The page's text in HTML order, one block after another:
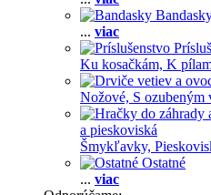
... viac
Ku kosačkám, K
Nožové, S ozubeným
a pieskoviská
Šmykľavky,
Ostatné
... viac